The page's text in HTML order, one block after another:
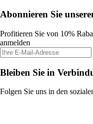
Abonnieren Sie
Profitieren Sie von 10%
anmelden
Bleiben Sie in
Folgen Sie uns in den